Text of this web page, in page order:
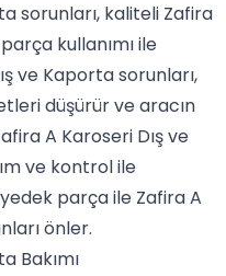
sorunları, kaliteli Zafira
kullanımı ile
ve Kaporta sorunları,
düşürür ve aracın
A Karoseri Dış ve
ve kontrol ile
parça ile Zafira A
önler.
Bakımı